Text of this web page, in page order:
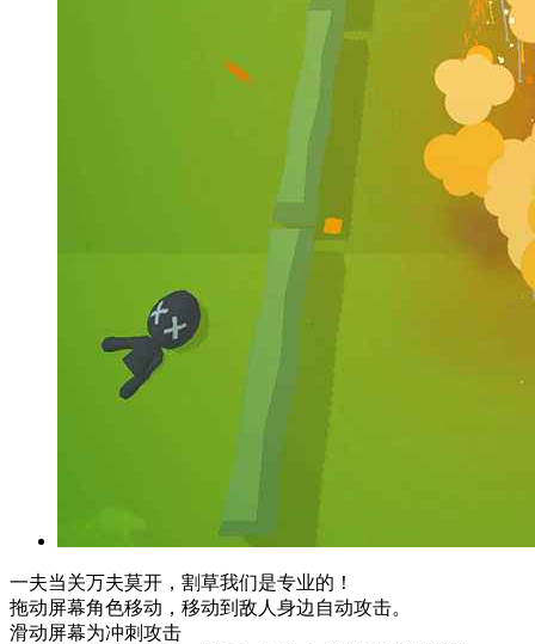
一夫当关万夫莫开，割草我们是专业的！
拖动屏幕角色移动，移动到敌人身边自动攻击。
滑动屏幕为冲刺攻击